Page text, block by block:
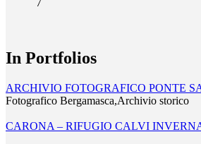
In Portfolios
ARCHIVIO FOTOGRAFICO PONTE
Fotografico Bergamasca,Archivio storico
CARONA – RIFUGIO CALVI